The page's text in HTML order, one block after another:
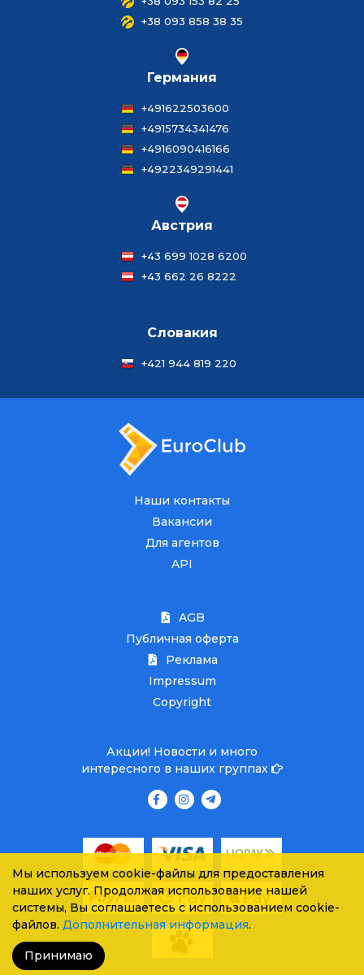
+38 093 858 38 35
Германия
+491622503600
+4915734341476
+4916090416166
+4922349291441
Австрия
+43 699 1028 6200
+43 662 26 8222
Словакия
+421 944 819 220
Наши контакты
Вакансии
Для агентов
API
AGB
Публичная оферта
Реклама
Impressum
Copyright
Акции! Новости и много
интересного в наших группах
Мы используем cookie-файлы для предоставления
наших услуг. Продолжая использование нашей
системы, Вы соглашаетесь с использованием cookie-
файлов. Дополнительная информация.
Принимаю